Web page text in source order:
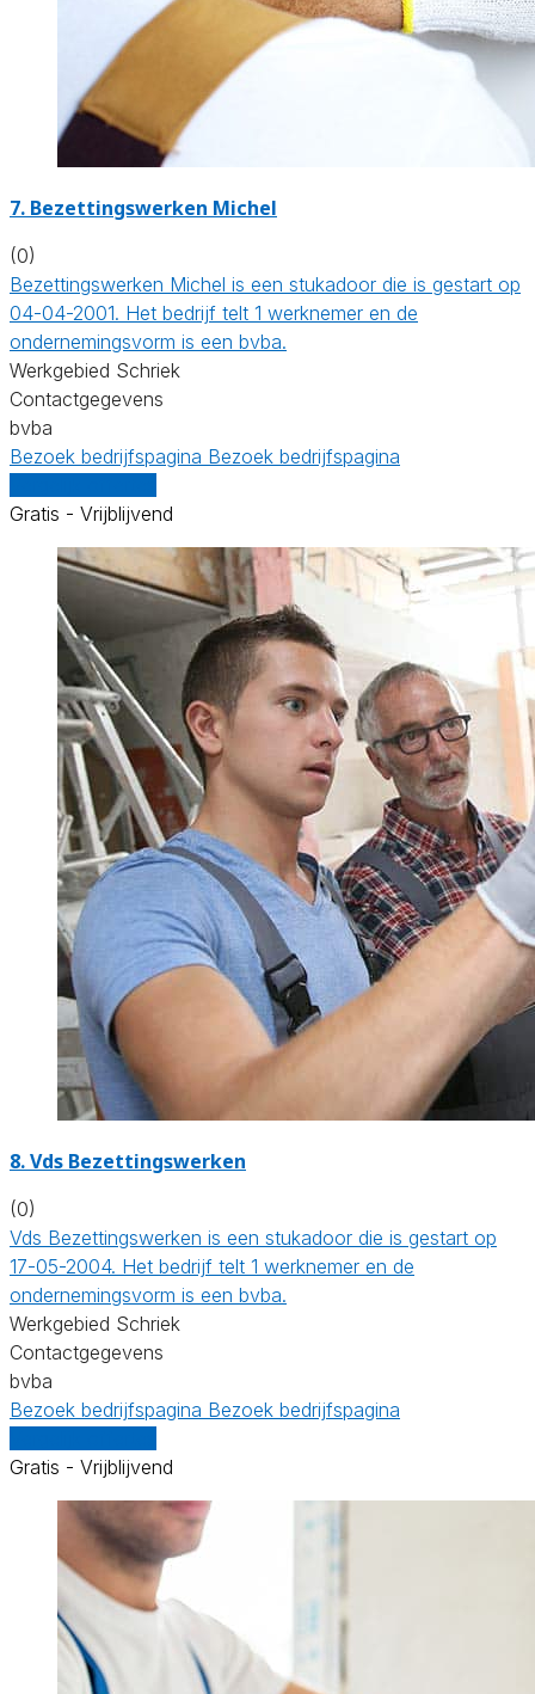
7. Bezettingswerken Michel
(0)
Bezettingswerken Michel is een stukadoor die is gestart op
04-04-2001. Het bedrijf telt 1 werknemer en de
ondernemingsvorm is een bvba.
Werkgebied Schriek
Contactgegevens
bvba
Bezoek bedrijfspagina Bezoek bedrijfspagina
Gratis - Vrijblijvend
8. Vds Bezettingswerken
(0)
Vds Bezettingswerken is een stukadoor die is gestart op
17-05-2004. Het bedrijf telt 1 werknemer en de
ondernemingsvorm is een bvba.
Werkgebied Schriek
Contactgegevens
bvba
Bezoek bedrijfspagina Bezoek bedrijfspagina
Gratis - Vrijblijvend